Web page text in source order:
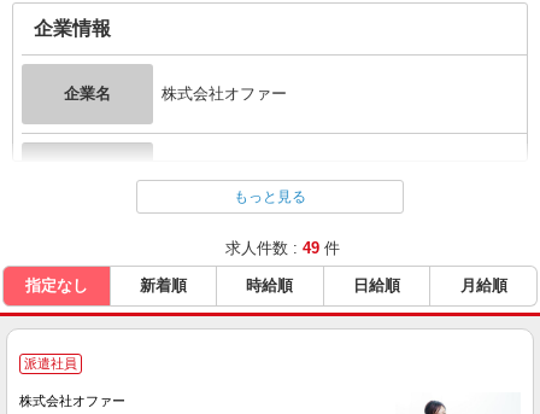
企業情報
企業名 株式会社オファー
もっと見る
求人件数 : 49件
指定なし 新着順 時給順 日給順 月給順
派遣社員
株式会社オファー